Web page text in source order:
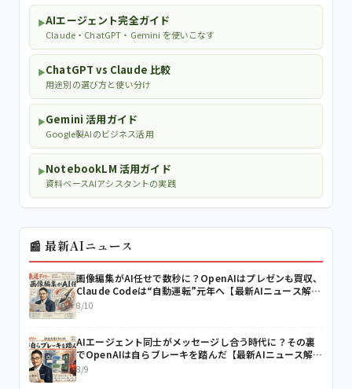
▶AIエージェント完全ガイド
Claude・ChatGPT・Gemini を使いこなす
▶ChatGPT vs Claude 比較
用途別の選び方と使い分け
▶Gemini 活用ガイド
Google製AIのビジネス活用
▶NotebookLM 活用ガイド
資料ベースAIアシスタントの実践
📰 最新AIニュース
画像編集がAI任せで数秒に？OpenAIはプレゼンも買収、
Claude Codeは“自動運転”元年へ【最新AIニュース解
説】2026年8月10日号
8/10
AIエージェント同士がメッセージし合う時代に？その裏
でOpenAIは自らブレーキを踏んだ【最新AIニュース解
説】2026年8月9日号
8/9